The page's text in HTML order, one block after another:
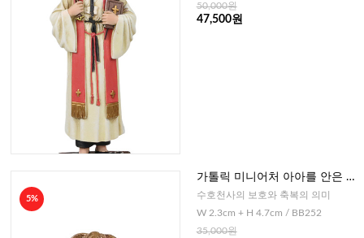
50,000원
47,500원
5%
가톨릭 미니어처 아아를 안은 수
호천사(독일)-황동
수호천사의 보호와 축복의 의미
W 2.3cm + H 4.7cm / BB252
35,000원